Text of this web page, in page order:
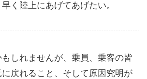
く陸上にあげてあげたい。
しれませんが、乗員、乗客の皆
戻れること、そして原因究明が